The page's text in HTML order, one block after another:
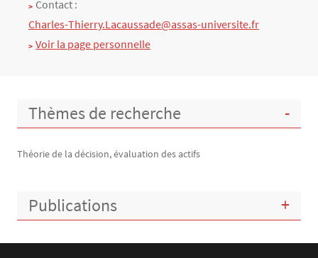
Contact :
Charles-Thierry.Lacaussade@assas-universite.fr
Voir la page personnelle
Thèmes de recherche
Théorie de la décision, évaluation des actifs
Publications